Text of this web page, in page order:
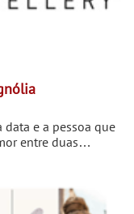
e a pessoa que
entre duas